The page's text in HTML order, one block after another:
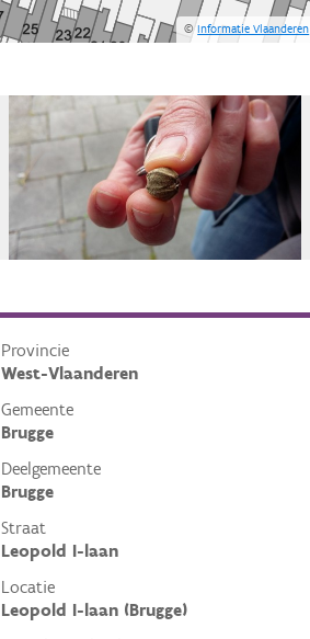
©Informatie Vlaanderen
Provincie
West-Vlaanderen
Gemeente
Brugge
Deelgemeente
Brugge
Straat
Leopold I-laan
Locatie
Leopold I-laan (Brugge)